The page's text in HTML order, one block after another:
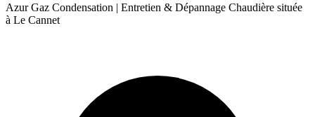
Azur Gaz Condensation | Entretien & Dépannage Chaudière située
à Le Cannet